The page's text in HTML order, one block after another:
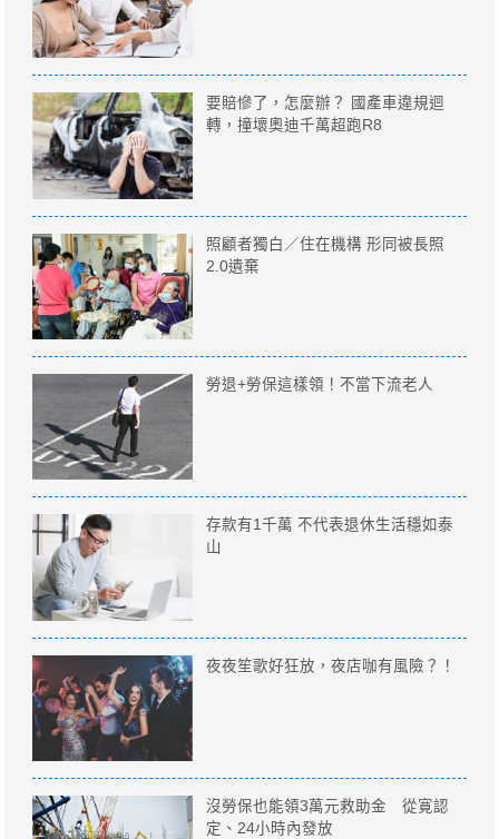
要賠慘了，怎麼辦？ 國產車違規迴
轉，撞壞奧迪千萬超跑R8
照顧者獨白／住在機構 形同被長照
2.0遺棄
勞退+勞保這樣領！不當下流老人
存款有1千萬 不代表退休生活穩如泰
山
夜夜笙歌好狂放，夜店咖有風險？！
沒勞保也能領3萬元救助金 從寛認
定、24小時內發放